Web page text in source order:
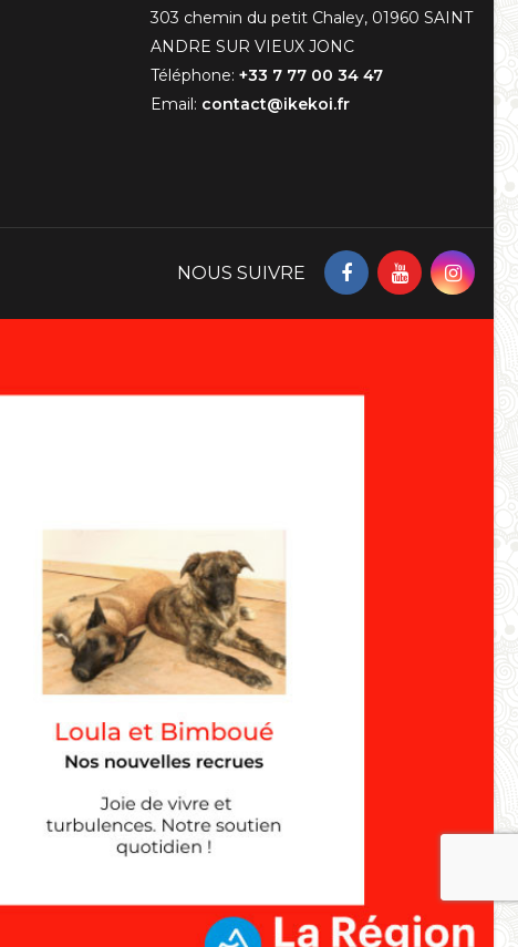
303 chemin du petit Chaley, 01960 SAINT
ANDRE SUR VIEUX JONC
Téléphone: +33 7 77 00 34 47
Email: contact@ikekoi.fr
NOUS SUIVRE